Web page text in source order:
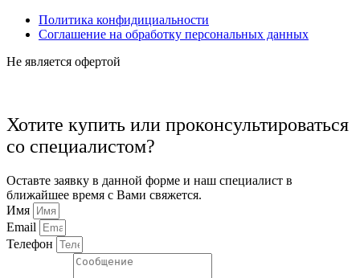
Политика конфидициальности
Соглашение на обработку персональных данных
Не является офертой
Хотите купить или проконсультироваться
со специалистом?
Оставте заявку в данной форме и наш специалист в
ближайшее время с Вами свяжется.
Имя
Email
Телефон